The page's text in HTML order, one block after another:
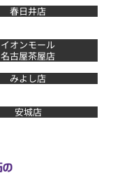
春日井店
イオンモール
名古屋茶屋店
みよし店
安城店